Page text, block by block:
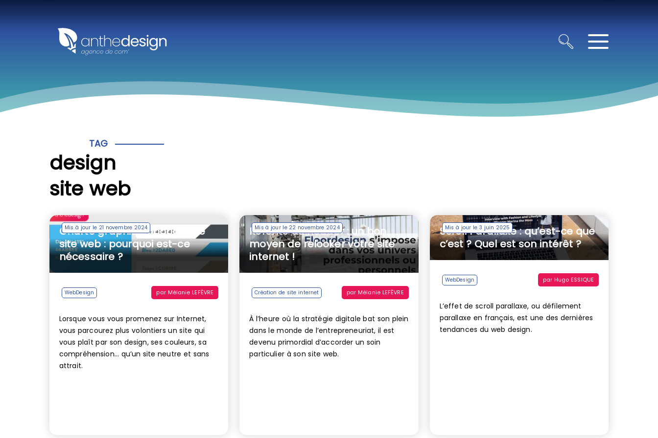
TAG
design
site web
Mis à jour le 21 novembre 2024
Charte graphique pour votre
site web : pourquoi est-ce
nécessaire ?
WebDesign par Mélanie LEFÈVRE
Lorsque vous vous promenez sur Internet,
vous parcourez plus volontiers un site qui
vous plaît par son design, ses couleurs, sa
compréhension… qu’un site neutre et sans
attrait.
Mis à jour le 22 novembre 2024
Refonte du header : un bon
moyen de relooker votre site
internet !
Création de site internet par Mélanie LEFÈVRE
À l’heure où la stratégie digitale bat son plein
dans le monde de l’entrepreneuriat, il est
devenu primordial d’accorder un soin
particulier à son site web.
Mis à jour le 3 juin 2025
Scroll Parallaxe : qu’est-ce que
c’est ? Quel est son intérêt ?
WebDesign par Hugo ESSIQUE
L’effet de scroll parallaxe, ou défilement
parallaxe en français, est une des dernières
tendances du web design.